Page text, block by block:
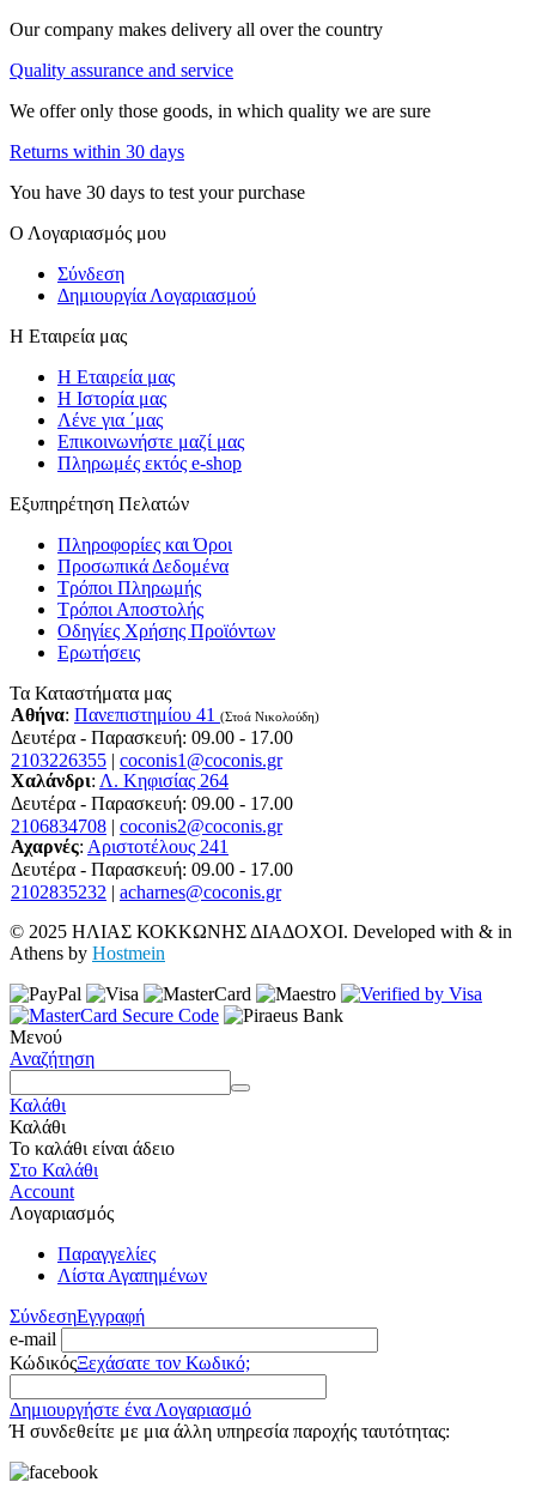
Our company makes delivery all over the country
Quality assurance and service
We offer only those goods, in which quality we are sure
Returns within 30 days
You have 30 days to test your purchase
Ο Λογαριασμός μου
Σύνδεση
Δημιουργία Λογαριασμού
Η Εταιρεία μας
Η Εταιρεία μας
Η Ιστορία μας
Λένε για ΄μας
Επικοινωνήστε μαζί μας
Πληρωμές εκτός e-shop
Εξυπηρέτηση Πελατών
Πληροφορίες και Όροι
Προσωπικά Δεδομένα
Τρόποι Πληρωμής
Τρόποι Αποστολής
Οδηγίες Χρήσης Προϊόντων
Ερωτήσεις
Τα Καταστήματα μας
Αθήνα: Πανεπιστημίου 41 (Στοά Νικολούδη)
Δευτέρα - Παρασκευή: 09.00 - 17.00
2103226355 | coconis1@coconis.gr
Χαλάνδρι: Λ. Κηφισίας 264
Δευτέρα - Παρασκευή: 09.00 - 17.00
2106834708 | coconis2@coconis.gr
Αχαρνές: Αριστοτέλους 241
Δευτέρα - Παρασκευή: 09.00 - 17.00
2102835232 | acharnes@coconis.gr
© 2025 ΗΛΙΑΣ ΚΟΚΚΩΝΗΣ ΔΙΑΔΟΧΟΙ. Developed with & in
Athens by Hostmein
Μενού
Αναζήτηση
Καλάθι
Καλάθι
Το καλάθι είναι άδειο
Στο Καλάθι
Account
Λογαριασμός
Παραγγελίες
Λίστα Αγαπημένων
ΣύνδεσηΕγγραφή
e-mail
ΚώδικόςΞεχάσατε τον Κωδικό;
Δημιουργήστε ένα Λογαριασμό
Ή συνδεθείτε με μια άλλη υπηρεσία παροχής ταυτότητας: